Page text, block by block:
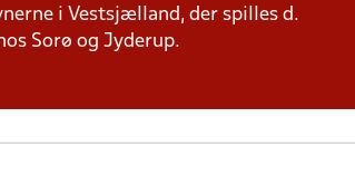
i Vestsjælland, der spilles d.
Sorø og Jyderup.